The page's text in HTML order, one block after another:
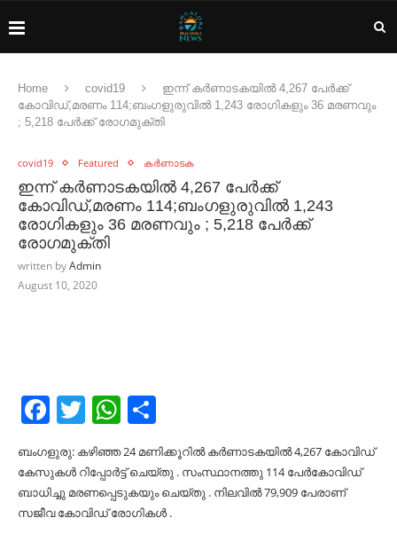
Home covid19
ഇന്ന് കർണാടകയിൽ 4,267 പേർക്ക്
കോവിഡ്,മരണം 114;ബംഗളുരുവിൽ 1,243 രോഗികളും 36 മരണവും
; 5,218 പേർക്ക് രോഗമുക്തി
covid19 Featured കർണാടക
ഇന്ന് കർണാടകയിൽ 4,267 പേർക്ക്
കോവിഡ്,മരണം 114;ബംഗളുരുവിൽ 1,243
രോഗികളും 36 മരണവും ; 5,218 പേർക്ക്
രോഗമുക്തി
written byAdmin
August 10, 2020
Facebook
TwitterWhatsApp
ബംഗളുരു: കഴിഞ്ഞ 24 മണിക്കൂറിൽ കർണാടകയിൽ 4,267 കോവിഡ്
കേസുകൾ റിപ്പോർട്ട് ചെയ്തു . സംസ്ഥാനത്തു 114 പേർകോവിഡ്
ബാധിച്ചു മരണപ്പെടുകയും ചെയ്തു . നിലവിൽ 79,909 പേരാണ്
സജീവ കോവിഡ് രോഗികൾ .